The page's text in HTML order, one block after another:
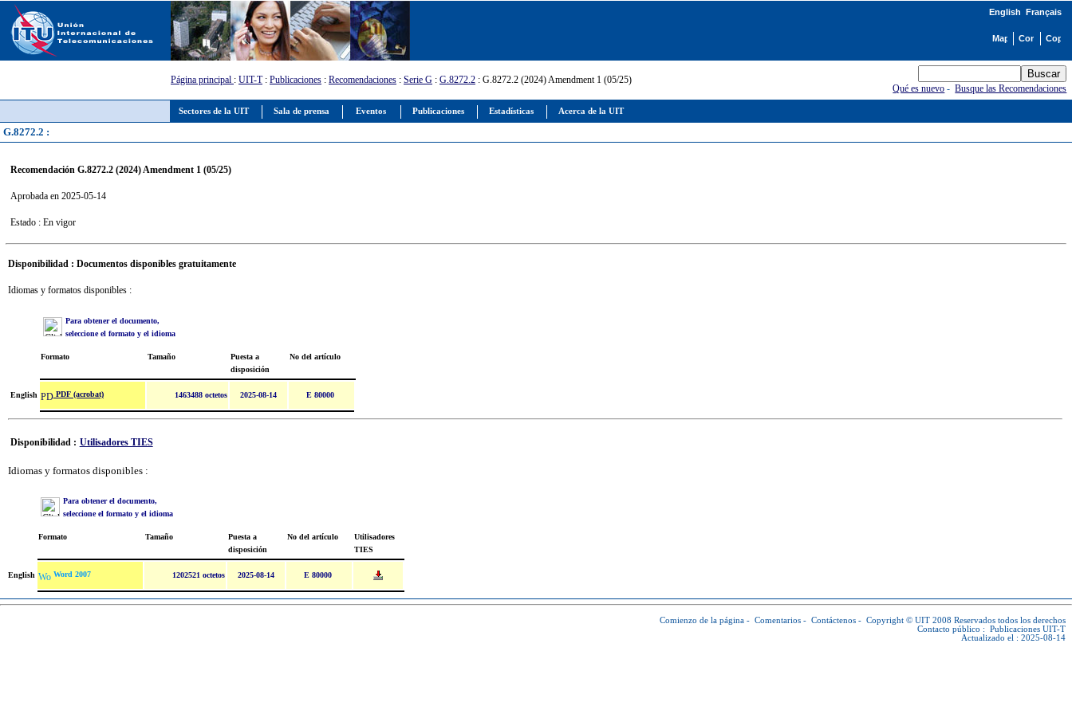
Sectores de la UIT Sala de prensa Eventos Publicaciones Estadísticas Acerca de la UIT
English Français
Página principal : UIT-T: Publicaciones : Recomendaciones : Serie G : G.8272.2 : G.8272.2 (2024) Amendment 1 (05/25)
Qué es nuevo -Busque las Recomendaciones
G.8272.2 :
Recomendación G.8272.2 (2024) Amendment 1 (05/25)
Aprobada en 2025-05-14
Estado : En vigor
Disponibilidad : Documentos disponibles gratuitamente
Idiomas y formatos disponibles :
Para obtener el documento,
seleccione el formato y el idioma
Formato Tamaño
Puesta a
disposición
No del artículo
English PDF (acrobat) 1463488 octetos 2025-08-14 E 80000
Disponibilidad : Utilisadores TIES
Idiomas y formatos disponibles :
Para obtener el documento,
seleccione el formato y el idioma
Formato Tamaño
Puesta a
disposición
No del artículo
Utilisadores
TIES
English Word 2007 1202521 octetos 2025-08-14 E 80000
Comienzo de la página - Comentarios - Contáctenos - Copyright © UIT 2008 Reservados todos los derechos
Contacto público : Publicaciones UIT-T
Actualizado el : 2025-08-14